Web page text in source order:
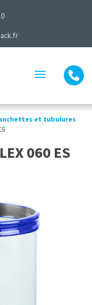
Toggle
navigation
et tubulures
060 ES